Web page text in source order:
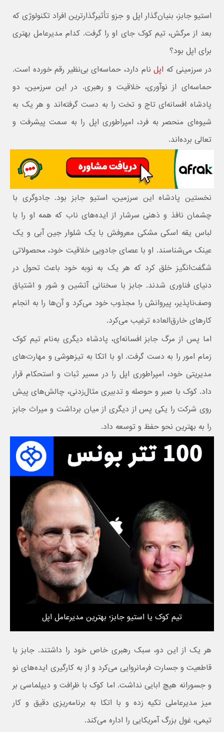
استیو جابز، بنیان‌گذار اپل و جزو تأثیرگذارترین افراد تکنولوژی که
بعد از مرگش، تیم کوک جای او را گرفت. کدام مدیرعامل بهتری
برای اپل بود؟
در سرزمینی که اپلنام دارد، حماسه‌ای بی‌نظیر رقم خورده است.
حماسه‌ای از نوآوری، خلاقیت و رهبری. در این سرزمین، دو
پادشاه افسانه‌ای تاج و تخت را به دست گرفته‌اند و هر یک به
شیوه‌ای منحصر به فرد، امپراطوری اپل را به سمت پیشرفت و
تعالی برده‌اند.
نخستین پادشاه این سرزمین، استیو جابز بود. جادوگری با
چشمان نافذ و ذهنی سرشار از ایده‌های ناب که همه او را با
لباس یقه اسکی مشکی معروفش با یک شلوار جین آبی و یک
عینک می‌شناسند. او با عصای جادویی خلاقیت خود، محصولاتی
شگفت‌انگیز خلق کرد که هر یک به نوبه خود باعث تحول در
دنیای فناوری شدند. جابز با سخنانی آتشین و شور و اشتیاق
وصف‌ناپذیر، پیروانش را مجذوب خود می‌کرد و آن‌ها را به انجام
کارهای خارق‌العاده ترغیب می‌کرد.
اما پس از مرگ جابز افسانه‌ای، پادشاه دیگری به‌نام تیم کوک
زمام امور را به دست گرفت. او با اتکا به تیزهوشی و مهارت‌های
مدیریتی خود، امپراطوری اپل را در مسیر ثبات و استحکام قرار
داد. کوک با صبر و حوصله و تدبیری مثال‌زدنی، چالش‌های پیش
روی شرکت را یکی پس از دیگری از میان برداشت و میراث جابز
را به بهترین نحو حفظ و توسعه داد.
تیم کوک یا استیو جابز؛ بهترین مدیرعامل اپل
هر یک از این دو، سبک رهبری خاص خود را داشتند. جابز با
قاطعیت و جسارت فرمانروایی می‌کرد و از به کارگیری ایده‌های نو
و جسورانه هیچ ابایی نداشت. اما کوک با ظرافت و دیپلماسی بر
میز مدیرعاملی تکیه زده و با اتکا به برنامه‌ریزی دقیق و کار
تیمی، غول بزرگ آمریکایی را اداره می‌کند.